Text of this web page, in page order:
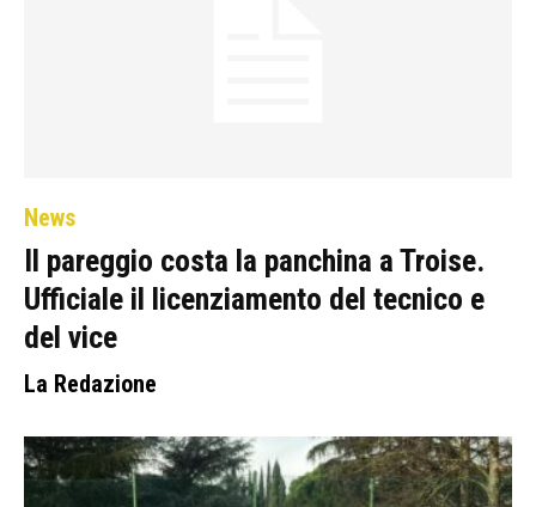
News
Il pareggio costa la panchina a Troise.
Ufficiale il licenziamento del tecnico e
del vice
La Redazione